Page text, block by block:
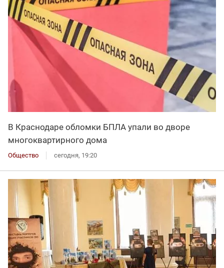
В Краснодаре обломки БПЛА упали во дворе
многоквартирного дома
Общество сегодня, 19:20